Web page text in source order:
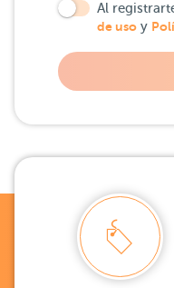
Al
de uso y